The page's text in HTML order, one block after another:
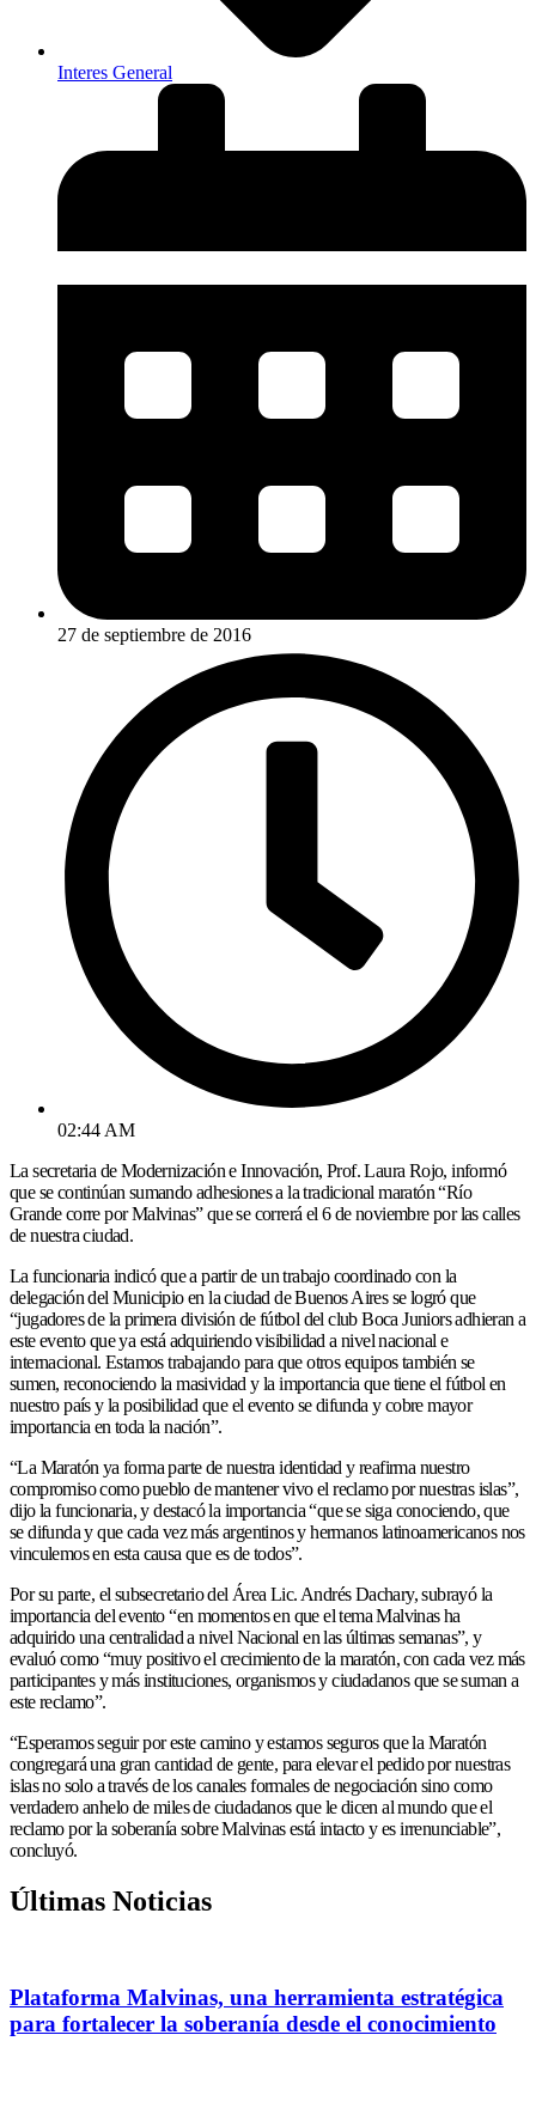
Interes General
27 de septiembre de 2016
02:44 AM
La secretaria de Modernización e Innovación, Prof. Laura Rojo, informó
que se continúan sumando adhesiones a la tradicional maratón “Río
Grande corre por Malvinas” que se correrá el 6 de noviembre por las calles
de nuestra ciudad.
La funcionaria indicó que a partir de un trabajo coordinado con la
delegación del Municipio en la ciudad de Buenos Aires se logró que
“jugadores de la primera división de fútbol del club Boca Juniors adhieran a
este evento que ya está adquiriendo visibilidad a nivel nacional e
internacional. Estamos trabajando para que otros equipos también se
sumen, reconociendo la masividad y la importancia que tiene el fútbol en
nuestro país y la posibilidad que el evento se difunda y cobre mayor
importancia en toda la nación”.
“La Maratón ya forma parte de nuestra identidad y reafirma nuestro
compromiso como pueblo de mantener vivo el reclamo por nuestras islas”,
dijo la funcionaria, y destacó la importancia “que se siga conociendo, que
se difunda y que cada vez más argentinos y hermanos latinoamericanos nos
vinculemos en esta causa que es de todos”.
Por su parte, el subsecretario del Área Lic. Andrés Dachary, subrayó la
importancia del evento “en momentos en que el tema Malvinas ha
adquirido una centralidad a nivel Nacional en las últimas semanas”, y
evaluó como “muy positivo el crecimiento de la maratón, con cada vez más
participantes y más instituciones, organismos y ciudadanos que se suman a
este reclamo”.
“Esperamos seguir por este camino y estamos seguros que la Maratón
congregará una gran cantidad de gente, para elevar el pedido por nuestras
islas no solo a través de los canales formales de negociación sino como
verdadero anhelo de miles de ciudadanos que le dicen al mundo que el
reclamo por la soberanía sobre Malvinas está intacto y es irrenunciable”,
concluyó.
Últimas Noticias
Plataforma Malvinas, una herramienta estratégica
para fortalecer la soberanía desde el conocimiento